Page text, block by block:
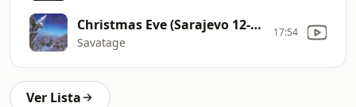
Christmas Eve (Sarajevo 12-24)
Savatage
17:54
Ver Lista